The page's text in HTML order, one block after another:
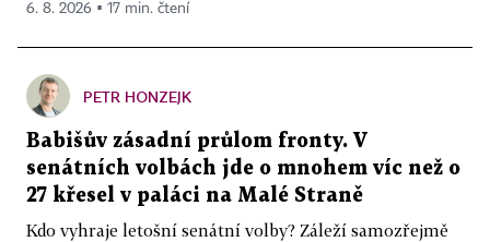
6. 8. 2026 ▪ 17 min. čtení
PETR HONZEJK
Babišův zásadní průlom fronty. V
senátních volbách jde o mnohem víc než o
27 křesel v paláci na Malé Straně
Kdo vyhraje letošní senátní volby? Záleží samozřejmě